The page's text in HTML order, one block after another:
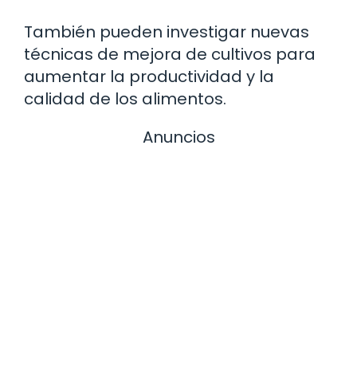
También pueden investigar nuevas
técnicas de mejora de cultivos para
aumentar la productividad y la
calidad de los alimentos.
Anuncios